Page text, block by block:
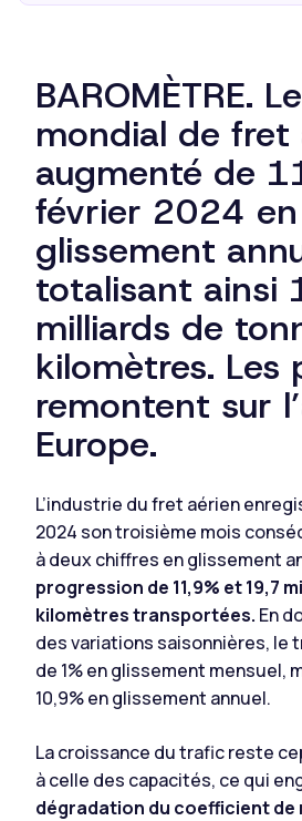
BAROMÈTRE.
mondial de fret
augmenté de
février 2024 en
glissement
totalisant ainsi
milliards de
kilomètres. Les
remontent sur
Europe.
L’industrie du fret aérien
2024 son troisième mois
à deux chiffres en glissement
progression de 11,9% et 19,7
kilomètres transportées. En
des variations saisonnières, le
de 1% en glissement mensuel,
10,9% en glissement annuel.
La croissance du trafic reste
à celle des capacités, ce qui
dégradation du coefficient de